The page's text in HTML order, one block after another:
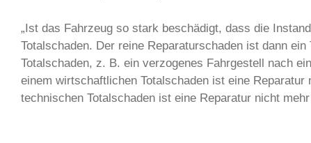
„Ist das Fahrzeug so stark beschädigt, dass die
Totalschaden. Der reine Reparaturschaden ist dann
Totalschaden, z. B. ein verzogenes Fahrgestell nach
einem wirtschaftlichen Totalschaden ist eine
technischen Totalschaden ist eine Reparatur nicht